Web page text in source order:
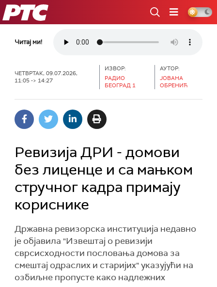
РТС
Читај ми!
ЧЕТВРТАК, 09.07.2026,
11:05 -> 14:27
ИЗВОР:
РАДИО
БЕОГРАД 1
АУТОР:
ЈОВАНА
ОБРЕНИЋ
Ревизија ДРИ - домови
без лиценце и са мањком
стручног кадра примају
кориснике
Државна ревизорска институција недавно
је објавила "Извештај о ревизији
сврсисходности пословања домова за
смештај одраслих и старијих" указујући на
озбиљне пропусте како надлежних